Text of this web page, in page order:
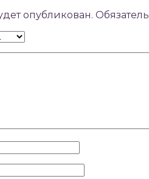
опубликован.